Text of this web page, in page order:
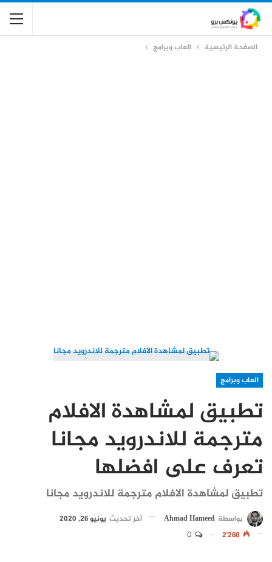
الصفحة الرئيسية العاب وبرامج
العاب وبرامج
تطبيق لمشاهدة الافلام
مترجمة للاندرويد مجانا
تعرف على افضلها
تطبيق لمشاهدة الافلام مترجمة للاندرويد مجانا
بواسطة Ahmad Hameed آخر تحديث يونيو 26, 2020